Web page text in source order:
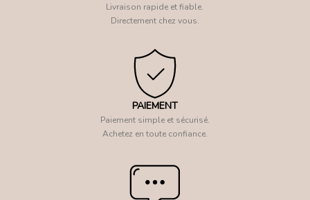
Livraison rapide et fiable.
Directement chez vous.
PAIEMENT
Paiement simple et sécurisé.
Achetez en toute confiance.